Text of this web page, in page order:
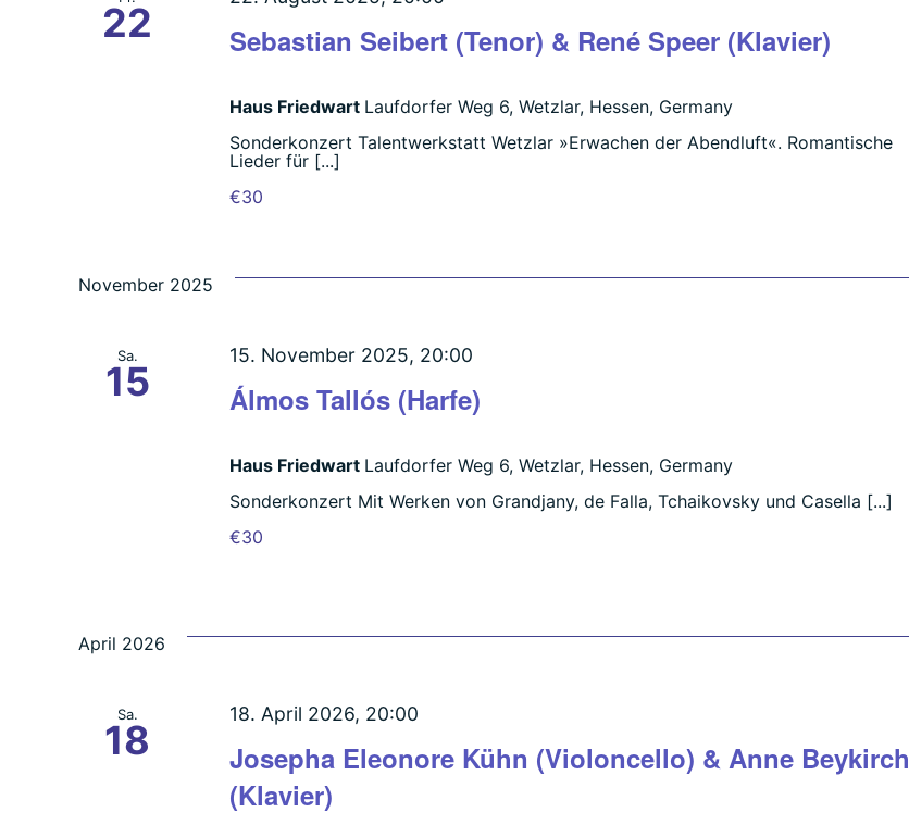
22 Sebastian Seibert (Tenor) & René Speer (Klavier)
Haus Friedwart Laufdorfer Weg 6, Wetzlar, Hessen, Germany
Sonderkonzert Talentwerkstatt Wetzlar »Erwachen der Abendluft«. Romantische
Lieder für [...]
€30
November 2025
Sa.
15 Álmos Tallós (Harfe)
15. November 2025, 20:00
Haus Friedwart Laufdorfer Weg 6, Wetzlar, Hessen, Germany
Sonderkonzert Mit Werken von Grandjany, de Falla, Tchaikovsky und Casella [...]
€30
April 2026
Sa.
18
Josepha Eleonore Kühn (Violoncello) & Anne Beykirch
(Klavier)
18. April 2026, 20:00